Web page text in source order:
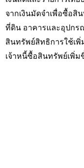
จากเงินมัดจำเพื่อซื้อสิ
ที่ดิน อาคารและอุปกร
สินทรัพย์สิทธิการใช้เ
เจ้าหนี้ซื้อสินทรัพย์เพิ่ม